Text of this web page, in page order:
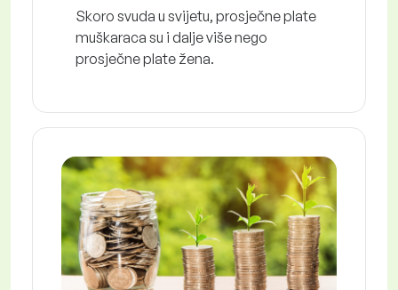
Skoro svuda u svijetu, prosječne plate
muškaraca su i dalje više nego
prosječne plate žena.